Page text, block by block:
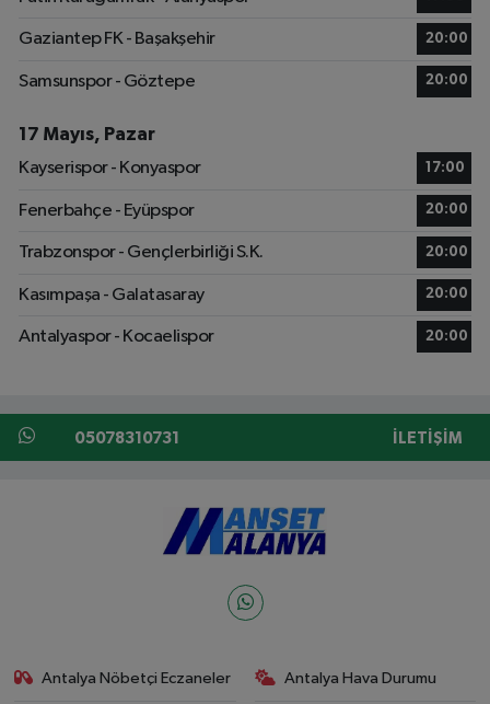
Gaziantep FK - Başakşehir 20:00
Samsunspor - Göztepe 20:00
17 Mayıs, Pazar
Kayserispor - Konyaspor
17:00
Fenerbahçe - Eyüpspor 20:00
Trabzonspor - Gençlerbirliği S.K. 20:00
Kasımpaşa - Galatasaray 20:00
Antalyaspor - Kocaelispor 20:00
05078310731 İLETIŞIM
Antalya Nöbetçi Eczaneler Antalya Hava Durumu